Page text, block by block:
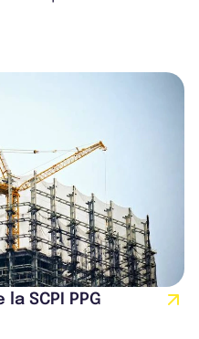
de...
SCPI PPG